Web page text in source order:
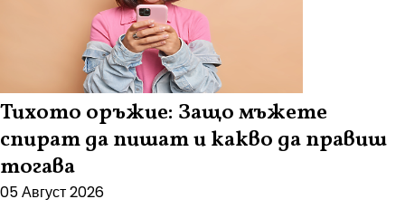
Тихото оръжие: Защо мъжете
спират да пишат и какво да правиш
тогава
05 Август 2026